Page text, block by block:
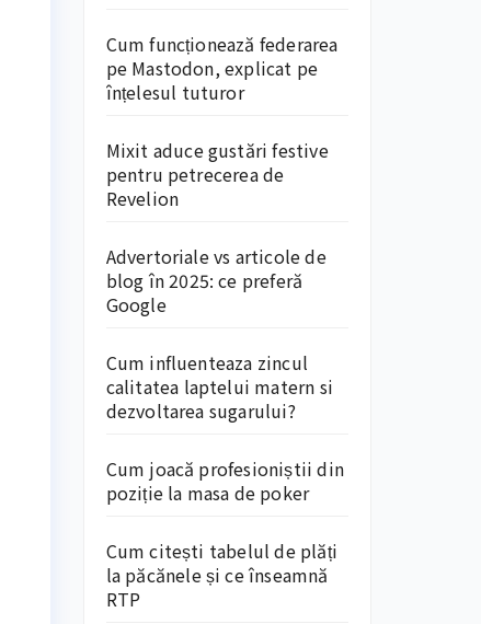
Cum funcționează federarea
pe Mastodon, explicat pe
înțelesul tuturor
Mixit aduce gustări festive
pentru petrecerea de
Revelion
Advertoriale vs articole de
blog în 2025: ce preferă
Google
Cum influenteaza zincul
calitatea laptelui matern si
dezvoltarea sugarului?
Cum joacă profesioniștii din
poziție la masa de poker
Cum citești tabelul de plăți
la păcănele și ce înseamnă
RTP